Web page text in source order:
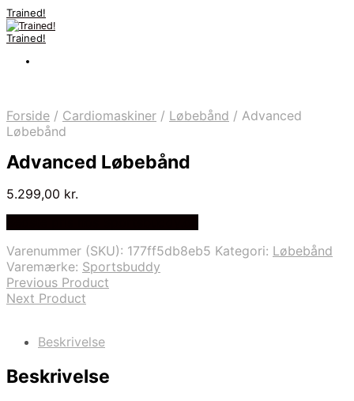
Trained!
Trained!
Forside / Cardiomaskiner / Løbebånd / Advanced
Løbebånd
Advanced Løbebånd
5.299,00 kr.
Varenummer (SKU): 177ff5db8eb5 Kategori: Løbebånd
Varemærke: Sportsbuddy
Previous Product
Next Product
Beskrivelse
Beskrivelse